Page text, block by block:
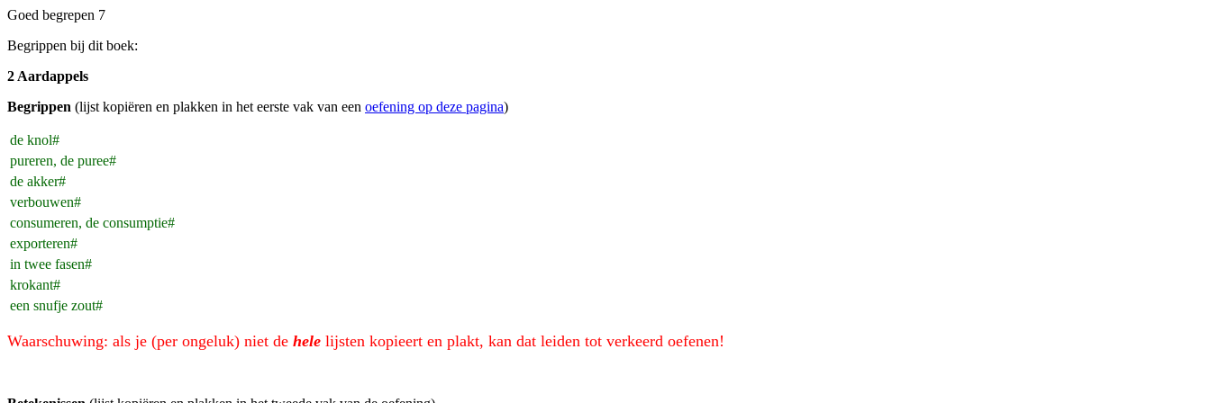
Goed begrepen 7
Begrippen bij dit boek:
2 Aardappels
Begrippen (lijst kopiëren en plakken in het eerste vak van een oefening op deze pagina)
de knol#
pureren, de puree#
de akker#
verbouwen#
consumeren, de consumptie#
exporteren#
in twee fasen#
krokant#
een snufje zout#
Waarschuwing: als je (per ongeluk) niet de hele lijsten kopieert en plakt, kan dat leiden tot verkeerd oefenen!